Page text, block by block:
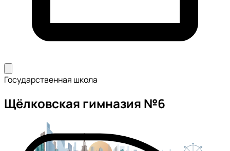
Государственная школа
Щёлковская гимназия №6